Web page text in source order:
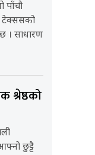
पाँचौ
टेक्ससको
। साधारण
श्रेष्ठको
छुट्टै